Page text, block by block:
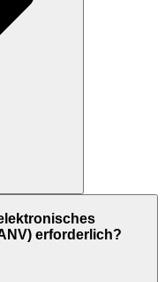
erforderlich?